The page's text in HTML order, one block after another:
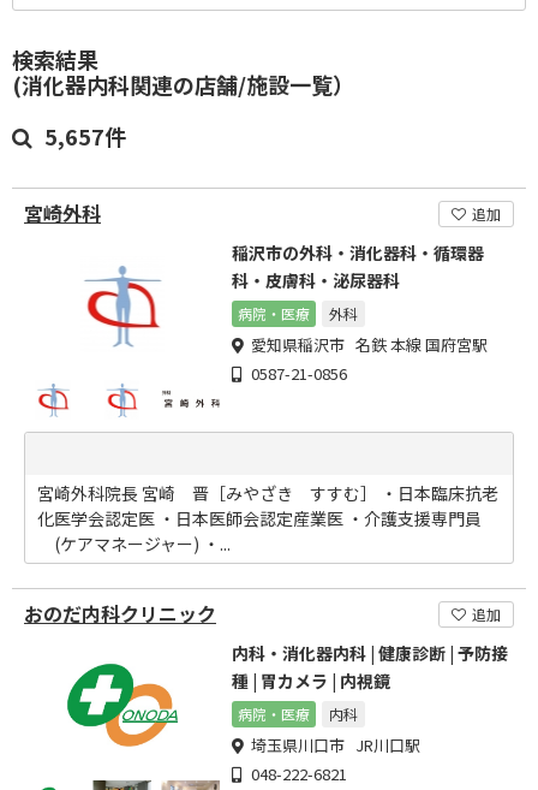
検索結果
(消化器内科関連の店舗/施設一覧）
5,657件
宮崎外科 追加
稲沢市の外科・消化器科・循環器
科・皮膚科・泌尿器科
病院・医療 外科
愛知県稲沢市 名鉄 本線 国府宮駅
0587-21-0856
宮崎外科院長 宮崎 晋［みやざき すすむ］ ・日本臨床抗老
化医学会認定医 ・日本医師会認定産業医 ・介護支援専門員
(ケアマネージャー) ・...
おのだ内科クリニック 追加
内科・消化器内科 | 健康診断 | 予防接
種 | 胃カメラ | 内視鏡
病院・医療 内科
埼玉県川口市 JR川口駅
048-222-6821